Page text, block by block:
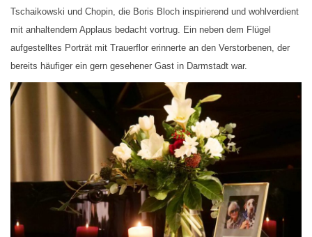
Tschaikowski und Chopin, die Boris Bloch inspirierend und wohlverdient
mit anhaltendem Applaus bedacht vortrug. Ein neben dem Flügel
aufgestelltes Porträt mit Trauerflor erinnerte an den Verstorbenen, der
bereits häufiger ein gern gesehener Gast in Darmstadt war.